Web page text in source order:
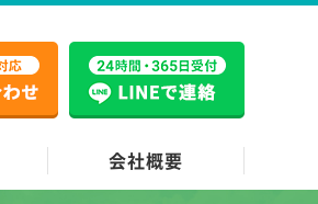
会社概要